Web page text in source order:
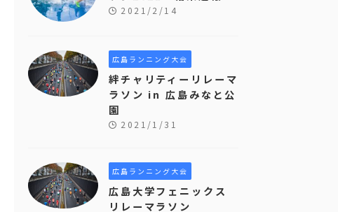
2021/2/14
広島ランニング大会
絆チャリティーリレーマ
ラソン in 広島みなと公
園
2021/1/31
広島ランニング大会
広島大学フェニックス
リレーマラソン